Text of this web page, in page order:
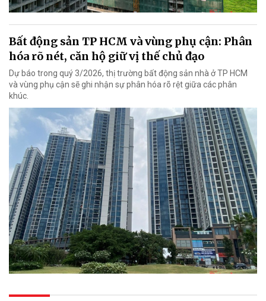
Bất động sản TP HCM và vùng phụ cận: Phân
hóa rõ nét, căn hộ giữ vị thế chủ đạo
Dự báo trong quý 3/2026, thị trường bất động sản nhà ở TP HCM
và vùng phụ cận sẽ ghi nhận sự phân hóa rõ rệt giữa các phân
khúc.